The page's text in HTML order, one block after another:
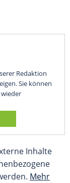
Redaktion
Sie können
Inhalte
Mehr